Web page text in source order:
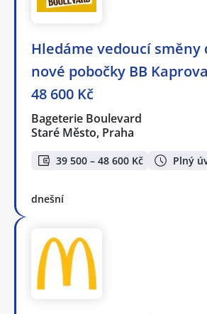
Hledáme vedoucí směny
nové pobočky BB
48 600 Kč
Bageterie Boulevard
Staré Město, Praha
39 500 – 48 600 Kč Plný
dnešní